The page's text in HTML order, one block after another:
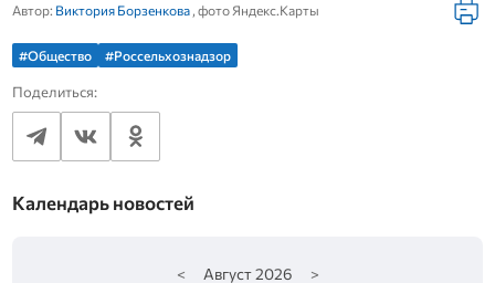
Автор: Виктория Борзенкова, фото Яндекс.Карты
#Общество #Россельхознадзор
Поделиться:
Календарь новостей
< Август 2026 >